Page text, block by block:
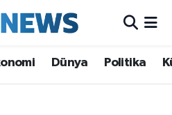
Dünya Politika